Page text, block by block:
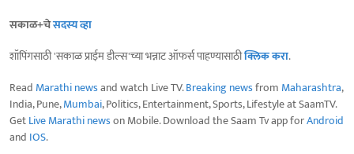
सकाळ+चेसदस्य व्हा
शॉपिंगसाठी 'सकाळ प्राईम डील्स'च्या भन्नाट ऑफर्स पाहण्यासाठीक्लिक करा.
Read Marathi newsand watch Live TV.Breaking newsfrom Maharashtra,
India, Pune,Mumbai, Politics, Entertainment, Sports, Lifestyle at SaamTV.
GetLive Marathi newson Mobile. Download the Saam Tv app forAndroid
and IOS.